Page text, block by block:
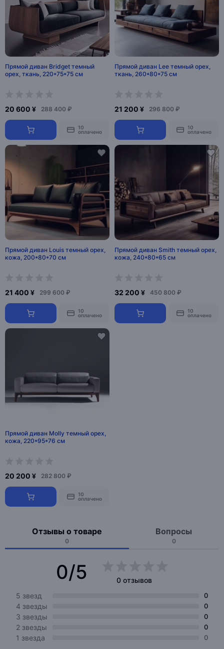
Прямой диван Bridget темный
орех, ткань, 220*75*75 см
20 600 ¥ 288 400 ₽
10
оплачено
Прямой диван Lee темный орех,
ткань, 260*80*75 см
21 200 ¥ 296 800 ₽
10
оплачено
Прямой диван Louis темный орех,
кожа, 200*80*70 см
21 400 ¥ 299 600 ₽
10
оплачено
Прямой диван Smith темный орех,
кожа, 240*80*65 см
32 200 ¥ 450 800 ₽
10
оплачено
Прямой диван Molly темный орех,
кожа, 220*95*76 см
20 200 ¥ 282 800 ₽
10
оплачено
Отзывы о товаре
0
Вопросы
0
0/5
0 отзывов
5 звезд
0
4 звезды 0
3 звезды 0
2 звезды 0
1 звезда 0